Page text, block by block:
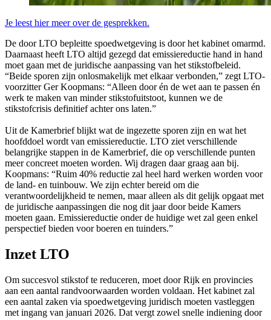
Je leest hier meer over de gesprekken.
De door LTO bepleitte spoedwetgeving is door het kabinet omarmd.
Daarnaast heeft LTO altijd gezegd dat emissiereductie hand in hand
moet gaan met de juridische aanpassing van het stikstofbeleid.
“Beide sporen zijn onlosmakelijk met elkaar verbonden,” zegt LTO-
voorzitter Ger Koopmans: “Alleen door én de wet aan te passen én
werk te maken van minder stikstofuitstoot, kunnen we de
stikstofcrisis definitief achter ons laten.”
Uit de Kamerbrief blijkt wat de ingezette sporen zijn en wat het
hoofddoel wordt van emissiereductie. LTO ziet verschillende
belangrijke stappen in de Kamerbrief, die op verschillende punten
meer concreet moeten worden. Wij dragen daar graag aan bij.
Koopmans: “Ruim 40% reductie zal heel hard werken worden voor
de land- en tuinbouw. We zijn echter bereid om die
verantwoordelijkheid te nemen, maar alleen als dit gelijk opgaat met
de juridische aanpassingen die nog dit jaar door beide Kamers
moeten gaan. Emissiereductie onder de huidige wet zal geen enkel
perspectief bieden voor boeren en tuinders.”
Inzet LTO
Om succesvol stikstof te reduceren, moet door Rijk en provincies
aan een aantal randvoorwaarden worden voldaan. Het kabinet zal
een aantal zaken via spoedwetgeving juridisch moeten vastleggen
met ingang van januari 2026. Dat vergt zowel snelle indiening door